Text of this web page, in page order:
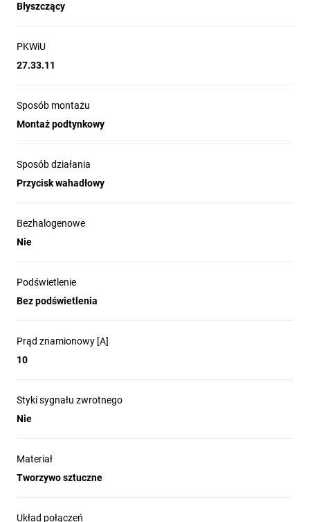
Błyszczący
PKWiU
27.33.11
Sposób montażu
Montaż podtynkowy
Sposób działania
Przycisk wahadłowy
Bezhalogenowe
Nie
Podświetlenie
Bez podświetlenia
Prąd znamionowy [A]
10
Styki sygnału zwrotnego
Nie
Materiał
Tworzywo sztuczne
Układ połączeń